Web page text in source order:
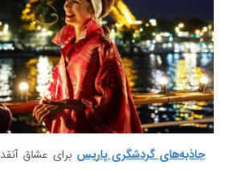
جاذبه‌های گردشگری پاریس برای عشاق